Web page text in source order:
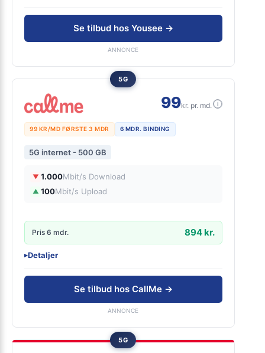
5G lånerouterSe tilbud hos Yousee →
ANNONCE
5G
99kr. pr. md. i
99 KR/MD FØRSTE 3 MDR 6 MDR. BINDING
5G internet - 500 GB
▼ 1.000Mbit/s Download
▲ 100Mbit/s Upload
Pris 6 mdr. 894 kr.
▸Detaljer
Nem installation uden kabler
Se tilbud hos CallMe →
ANNONCE
5G